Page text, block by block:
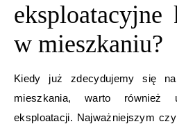
w mieszkaniu?
Kiedy już zdecydujemy się
mieszkania, warto również
eksploatacji. Najważniejszym